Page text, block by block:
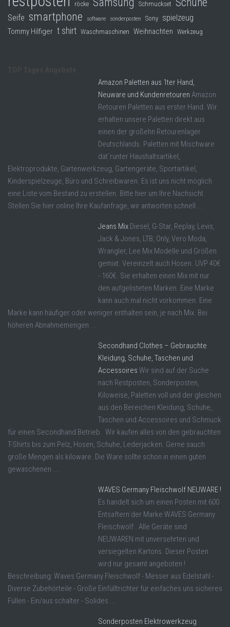
röcke Schmuckset
Seife smartphone software sonderposten Sony spielzeug
Tommy Hilfiger t shirt Waschmaschinen Weihnachten Werkzeug
Amazon Paletten aus 1ter Hand,
Neuware und Kundenretouren Amazon
Retouren Paletten aus erster Hand. Wir
erhalten unsere Paletten direkt aus
einen der großehn Retourenlager
Deutschlands. Paletten mit Mischware
dat´runter Haushaltsartikel,
Elektroprodukte, Gartenwerkzeug, Gartengeräte, Sportartikel,
Kinderspielzeuge, Büro und Schreibwaren. Es ist uns nicht möglich
eine Liste vom Bestand zu erstellen. Bitte hier um Ihre Nachsicht.
Stellen Sie hier online Ihre Kaufanfrage, wir antworten schnell ...
Jeans Mix Diesel, G-Star, Replay, Levis,
Jack & Jones, LTB, Only, Vero Moda,
Wrangler, Lee Mix Modelle und Größen
gemixt. Vereinzelt auch Hosen. UVP 40€
- 160€. Sie erhalten einen Mix mit nur
den aufgelisteten Marken. Eine Marke
kann auch mal nicht vorkommen. Eine
Marke kann häufiger oder weniger enthalten sein, je nach Mix. Bei
höheren Abnahmemengen ...
Secondhand Clothes – Gebrauchte
Kleidung, Schuhe, Taschen und
Accessoires Wir sind auf der Suche
nach Restposten, Sonderposten,
Kiloweise, Paletten voll und der gleichen
aus den Bereichen Kleidung, Schuhe,
Taschen und Accessoires und Schmuck
für einen Secondhand Betrieb. Wir kaufen alles von den gebrauchten
T-Shirts bis zum Pelz, Hosen, Schuhe, Lederjacken. Gerne sauch
große Mengen als kiloware. Die Ware sollte schon in einen guten
gewaschenen ...
WAVES Germany Fleischwolf NEUWARE !
Es handelt sich um einen Posten mit 600
Entsaftern der Marke WAVES Germany
Fleischwolf . Alle Geräte sind
NEUWAREN mit unversehrten und
versiegelten Kartons. Dieser Posten
wird nur gesamt angeboten !
Beschreibung: Waves Germany Fleischwolf - Messer aus Edelstahl -
Diverse Zubehörteile - Große Einfülltrichter für einfaches uns sicheres
Füllen - Ein/aus schalter - Solides ...
Sonderposten Elektrowerkzeug